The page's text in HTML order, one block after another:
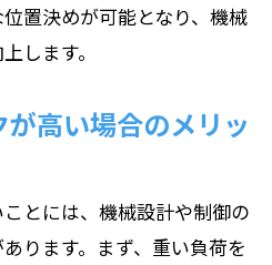
置決めが可能となり、機械
します。
高い場合のメリッ
とには、機械設計や制御の
ります。まず、重い負荷を